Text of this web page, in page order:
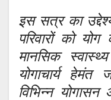
इस सत्र का
परिवारों को
मानसिक
योगाचार्य
विभिन्न